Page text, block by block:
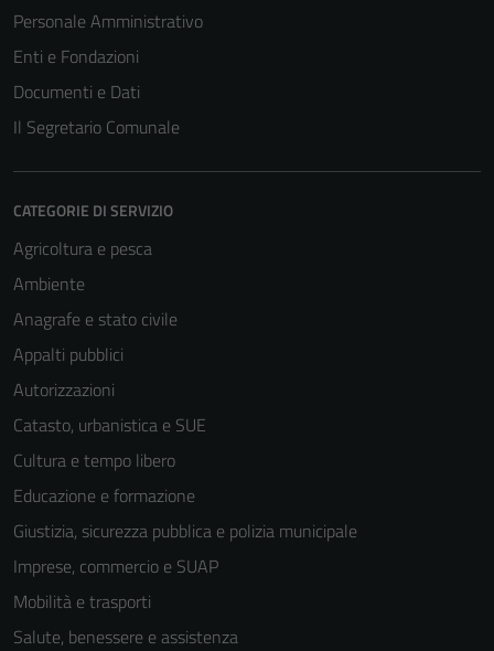
Personale Amministrativo
Enti e Fondazioni
Documenti e Dati
Il Segretario Comunale
CATEGORIE DI SERVIZIO
Agricoltura e pesca
Ambiente
Anagrafe e stato civile
Appalti pubblici
Autorizzazioni
Catasto, urbanistica e SUE
Cultura e tempo libero
Educazione e formazione
Giustizia, sicurezza pubblica e polizia municipale
Imprese, commercio e SUAP
Mobilità e trasporti
Salute, benessere e assistenza
Questi cookie